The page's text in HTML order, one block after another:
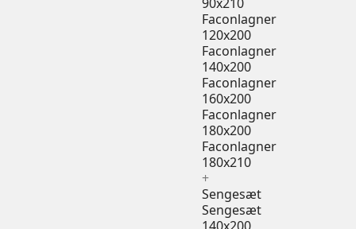
Faconlagner
120x200
Faconlagner
140x200
Faconlagner
160x200
Faconlagner
180x200
Faconlagner
180x210
+
Sengesæt
Sengesæt